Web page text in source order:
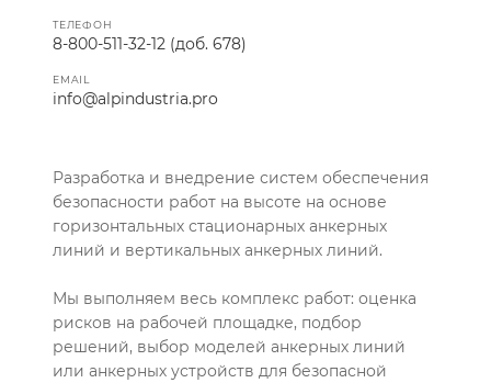
ТЕЛЕФОН
8-800-511-32-12 (доб. 678)
EMAIL
info@alpindustria.pro
Разработка и внедрение систем обеспечения
безопасности работ на высоте на основе
горизонтальных стационарных анкерных
линий и вертикальных анкерных линий.
Мы выполняем весь комплекс работ: оценка
рисков на рабочей площадке, подбор
решений, выбор моделей анкерных линий
или анкерных устройств для безопасной